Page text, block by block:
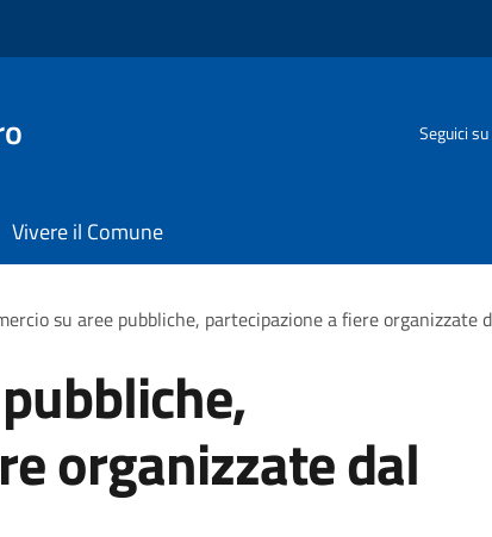
Seguici su
Vivere il Comune
su aree pubbliche, partecipazione a fiere organizzate
organizzate dal